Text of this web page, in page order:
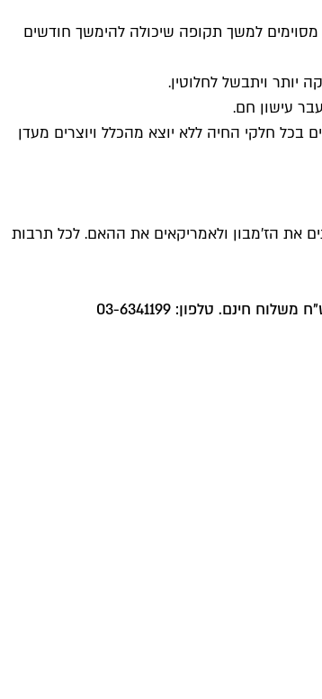
למשך תקופה שיכולה להימשך חודשים
יותר ויתבשל לחלוטין.
עישון חם.
חלקי החיה ללא יוצא מהכלל ויוצרים מעדן
את הז'מבון ולאמריקאים את ההאם. לכל תרבות